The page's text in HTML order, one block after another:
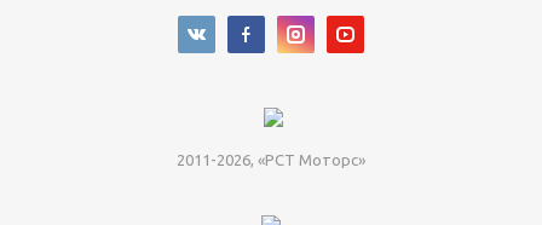
2011-2026, «РСТ Моторс»